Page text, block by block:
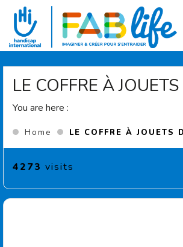
Aller au contenu principal
LE COFFRE À JOUETS
You are here :
Home LE COFFRE À JOUETS
4273 visits